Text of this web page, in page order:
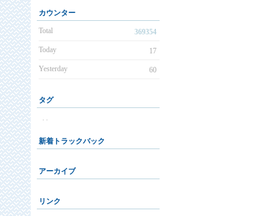
カウンター
Total 369354
Today 17
Yesterday 60
タグ
. .
新着トラックバック
アーカイブ
リンク